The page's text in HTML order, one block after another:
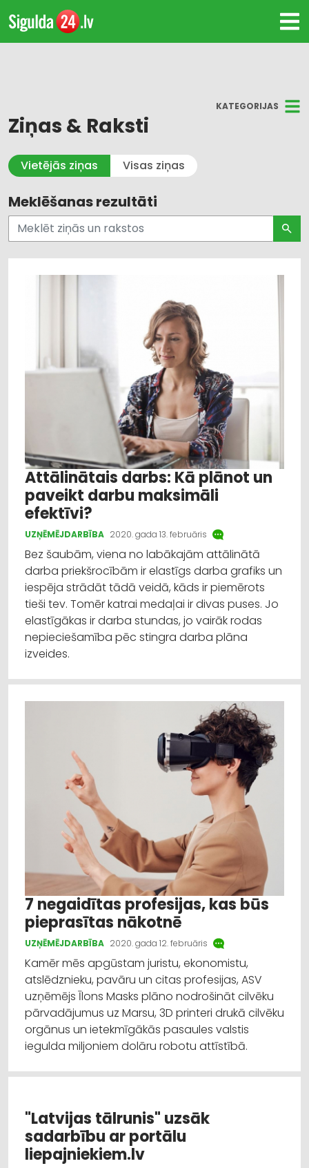
KATEGORIJAS
Ziņas & Raksti
Visi
Kultūra un Izklaide
Dzīvesstils
Pašvaldības un valsts pārvalde
Veselība
Profesionāļu padomi
Vietējās ziņas Visas ziņas
Meklēšanas rezultāti
Attālinātais darbs: Kā plānot un
paveikt darbu maksimāli
efektīvi?
UZŅĒMĒJDARBĪBA 2020. gada 13. februāris
Bez šaubām, viena no labākajām attālinātā
darba priekšrocībām ir elastīgs darba grafiks un
iespēja strādāt tādā veidā, kāds ir piemērots
tieši tev. Tomēr katrai medaļai ir divas puses. Jo
elastīgākas ir darba stundas, jo vairāk rodas
nepieciešamība pēc stingra darba plāna
izveides.
7 negaidītas profesijas, kas būs
pieprasītas nākotnē
UZŅĒMĒJDARBĪBA 2020. gada 12. februāris
Kamēr mēs apgūstam juristu, ekonomistu,
atslēdznieku, pavāru un citas profesijas, ASV
uzņēmējs Īlons Masks plāno nodrošināt cilvēku
pārvadājumus uz Marsu, 3D printeri drukā cilvēku
orgānus un ietekmīgākās pasaules valstis
iegulda miljoniem dolāru robotu attīstībā.
"Latvijas tālrunis" uzsāk
sadarbību ar portālu
liepajniekiem.lv